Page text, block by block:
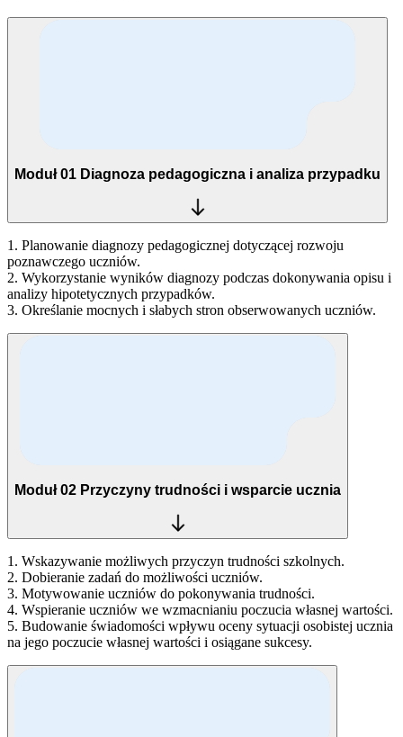
Moduł 01 Diagnoza pedagogiczna i analiza przypadku
1. Planowanie diagnozy pedagogicznej dotyczącej rozwoju
poznawczego uczniów.
2. Wykorzystanie wyników diagnozy podczas dokonywania opisu i
analizy hipotetycznych przypadków.
3. Określanie mocnych i słabych stron obserwowanych uczniów.
Moduł 02 Przyczyny trudności i wsparcie ucznia
1. Wskazywanie możliwych przyczyn trudności szkolnych.
2. Dobieranie zadań do możliwości uczniów.
3. Motywowanie uczniów do pokonywania trudności.
4. Wspieranie uczniów we wzmacnianiu poczucia własnej wartości.
5. Budowanie świadomości wpływu oceny sytuacji osobistej ucznia
na jego poczucie własnej wartości i osiągane sukcesy.